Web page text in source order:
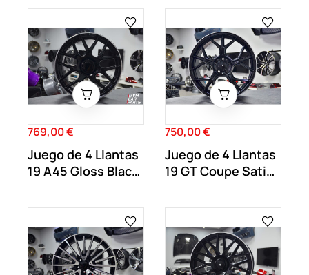
Precio
769,00 €
Juego de 4 Llantas
19 A45 Gloss Black
Precio
750,00 €
Juego de 4 Llantas
19 GT Coupe Satin